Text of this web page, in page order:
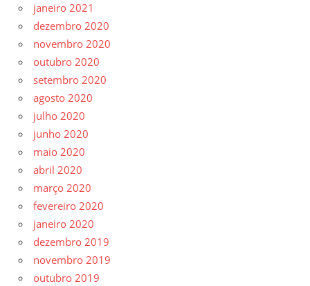
janeiro 2021
dezembro 2020
novembro 2020
outubro 2020
setembro 2020
agosto 2020
julho 2020
junho 2020
maio 2020
abril 2020
março 2020
fevereiro 2020
janeiro 2020
dezembro 2019
novembro 2019
outubro 2019